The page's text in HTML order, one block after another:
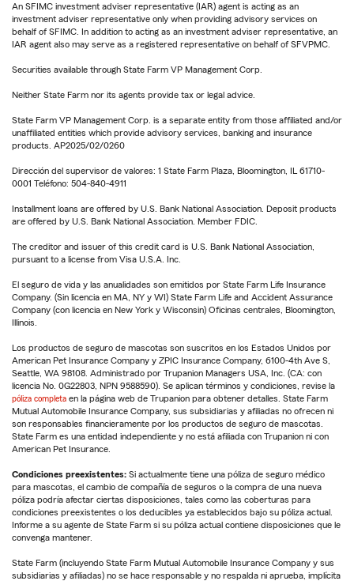
An SFIMC investment adviser representative (IAR) agent is acting as an
investment adviser representative only when providing advisory services on
behalf of SFIMC. In addition to acting as an investment adviser representative, an
IAR agent also may serve as a registered representative on behalf of SFVPMC.
Securities available through State Farm VP Management Corp.
Neither State Farm nor its agents provide tax or legal advice.
State Farm VP Management Corp. is a separate entity from those affiliated and/or
unaffiliated entities which provide advisory services, banking and insurance
products. AP2025/02/0260
Dirección del supervisor de valores: 1 State Farm Plaza, Bloomington, IL 61710-
0001 Teléfono: 504-840-4911
Installment loans are offered by U.S. Bank National Association. Deposit products
are offered by U.S. Bank National Association. Member FDIC.
The creditor and issuer of this credit card is U.S. Bank National Association,
pursuant to a license from Visa U.S.A. Inc.
El seguro de vida y las anualidades son emitidos por State Farm Life Insurance
Company. (Sin licencia en MA, NY y WI) State Farm Life and Accident Assurance
Company (con licencia en New York y Wisconsin) Oficinas centrales, Bloomington,
Illinois.
Los productos de seguro de mascotas son suscritos en los Estados Unidos por
American Pet Insurance Company y ZPIC Insurance Company, 6100-4th Ave S,
Seattle, WA 98108. Administrado por Trupanion Managers USA, Inc. (CA: con
licencia No. 0G22803, NPN 9588590). Se aplican términos y condiciones, revise la
póliza completa en la página web de Trupanion para obtener detalles. State Farm
Mutual Automobile Insurance Company, sus subsidiarias y afiliadas no ofrecen ni
son responsables financieramente por los productos de seguro de mascotas.
State Farm es una entidad independiente y no está afiliada con Trupanion ni con
American Pet Insurance.
Condiciones preexistentes: Si actualmente tiene una póliza de seguro médico
para mascotas, el cambio de compañía de seguros o la compra de una nueva
póliza podría afectar ciertas disposiciones, tales como las coberturas para
condiciones preexistentes o los deducibles ya establecidos bajo su póliza actual.
Informe a su agente de State Farm si su póliza actual contiene disposiciones que le
convenga mantener.
State Farm (incluyendo State Farm Mutual Automobile Insurance Company y sus
subsidiarias y afiliadas) no se hace responsable y no respalda ni aprueba, implícita